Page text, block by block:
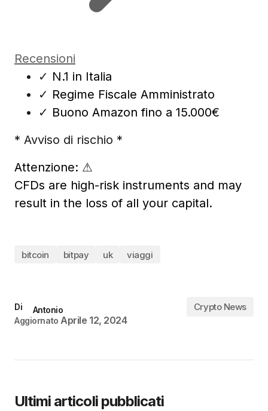
Recensioni
✓ N.1 in Italia
✓ Regime Fiscale Amministrato
✓ Buono Amazon fino a 15.000€
* Avviso di rischio *
Attenzione: ⚠
CFDs are high-risk instruments and may
result in the loss of all your capital.
bitcoin bitpay uk viaggi
Di
Antonio
Aggiornato Aprile 12, 2024
Crypto News
Ultimi articoli pubblicati